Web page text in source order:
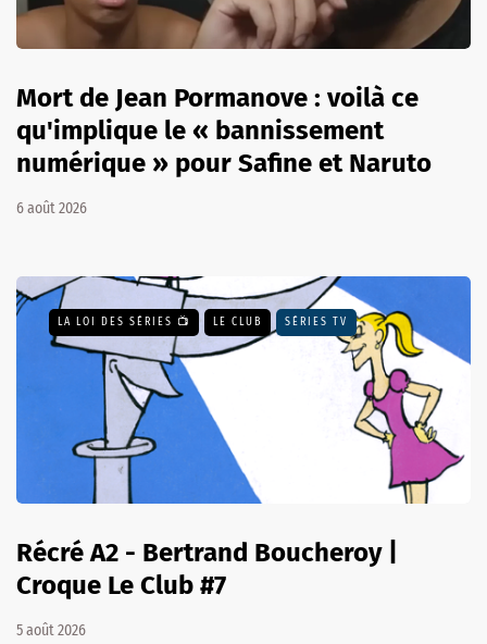
Mort de Jean Pormanove : voilà ce
qu'implique le « bannissement
numérique » pour Safine et Naruto
6 août 2026
LA LOI DES SÉRIES 📺 LE CLUB SÉRIES TV
Récré A2 - Bertrand Boucheroy |
Croque Le Club #7
5 août 2026